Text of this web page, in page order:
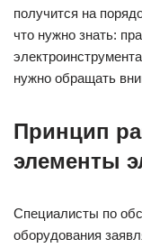
получится на
что нужно знать:
нужно обращать
Принцип
элементы
Специалисты по
оборудования